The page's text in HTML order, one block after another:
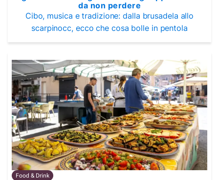
da non perdere
Cibo, musica e tradizione: dalla brusadela allo
scarpinocc, ecco che cosa bolle in pentola
Food & Drink